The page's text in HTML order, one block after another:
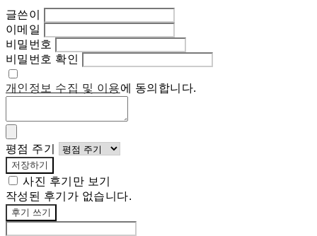
글쓴이
이메일
비밀번호
비밀번호 확인
개인정보 수집 및 이용에 동의합니다.
평점 주기
저장하기
사진 후기만 보기
작성된 후기가 없습니다.
후기 쓰기